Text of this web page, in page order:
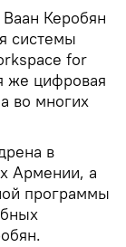
Керобян
системы
for
же цифровая
во многих
в
Армении, а
программы